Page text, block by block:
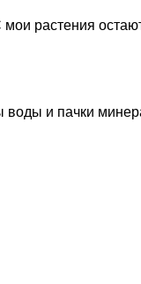
растения
и пачки